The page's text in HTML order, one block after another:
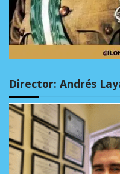
Director: Andrés